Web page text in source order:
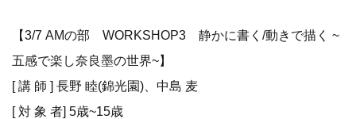
【3/7 AMの部 WORKSHOP3 静かに書く/動きで描く ~
五感で楽し奈良墨の世界~】
[ 講 師 ] 長野 睦(錦光園)、中島 麦
[ 対 象 者] 5歳~15歳